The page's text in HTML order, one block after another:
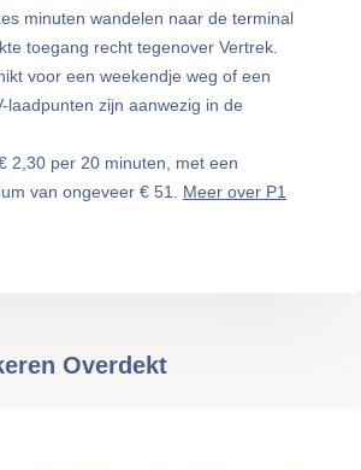
minuten wandelen naar de terminal
toegang recht tegenover Vertrek.
voor een weekendje weg of een
laadpunten zijn aanwezig in de
2,30 per 20 minuten, met een
van ongeveer € 51. Meer over P1
Overdekt